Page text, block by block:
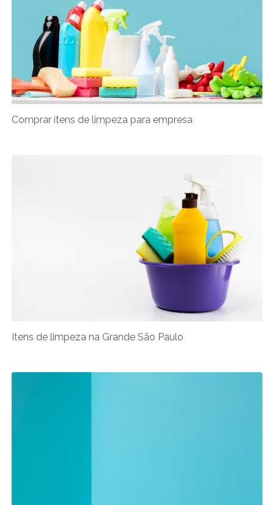
Comprar itens de limpeza para empresa
Itens de limpeza na Grande São Paulo